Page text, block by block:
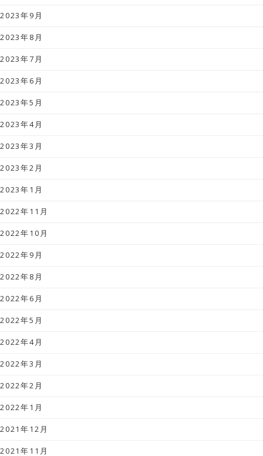
2023年9月
2023年8月
2023年7月
2023年6月
2023年5月
2023年4月
2023年3月
2023年2月
2023年1月
2022年11月
2022年10月
2022年9月
2022年8月
2022年6月
2022年5月
2022年4月
2022年3月
2022年2月
2022年1月
2021年12月
2021年11月